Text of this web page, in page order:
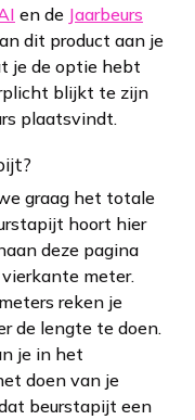
en de Jaarbeurs
dit product aan je
je de optie hebt
blijkt te zijn
plaatsvindt.
graag het totale
hoort hier
deze pagina
meter.
reken je
de lengte te doen.
je in het
doen van je
beurstapijt een